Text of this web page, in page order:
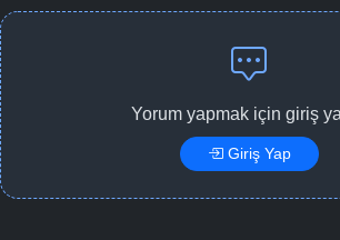
Yorum yapmak için giriş
Giriş Yap